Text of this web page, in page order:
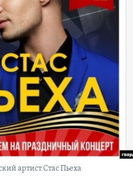
артист Стас Пьеха